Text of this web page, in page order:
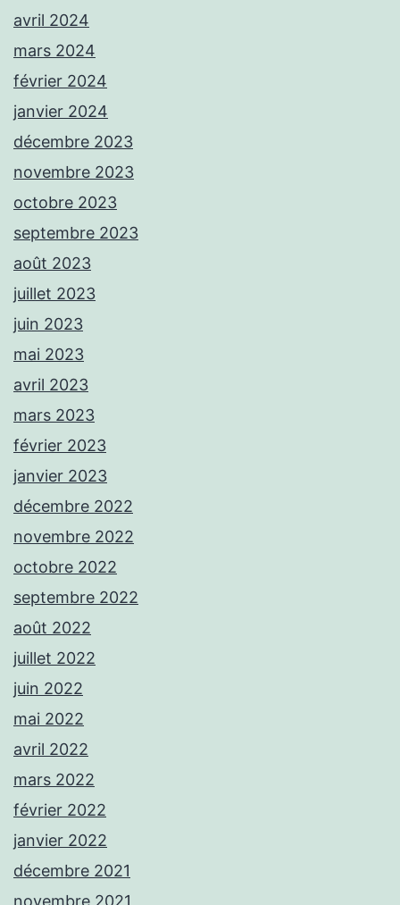
avril 2024
mars 2024
février 2024
janvier 2024
décembre 2023
novembre 2023
octobre 2023
septembre 2023
août 2023
juillet 2023
juin 2023
mai 2023
avril 2023
mars 2023
février 2023
janvier 2023
décembre 2022
novembre 2022
octobre 2022
septembre 2022
août 2022
juillet 2022
juin 2022
mai 2022
avril 2022
mars 2022
février 2022
janvier 2022
décembre 2021
novembre 2021